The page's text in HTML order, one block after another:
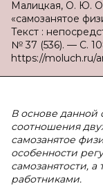
Малицкая, О. Ю. О
«самозанятое
Текст :
№ 37 (536). — С.
https://moluch.ru/
В основе данной
соотношения
самозанятое
особенности
самозанятости,
работниками.